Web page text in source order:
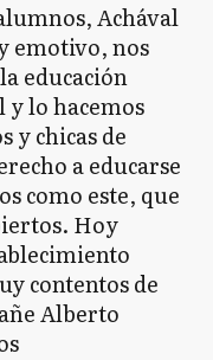
Achával
emotivo, nos
educación
lo hacemos
y chicas de
a educarse
como este, que
Hoy
contentos de
Alberto